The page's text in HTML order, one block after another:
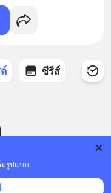
มรูปแบบ
ซีรีส์
ต์